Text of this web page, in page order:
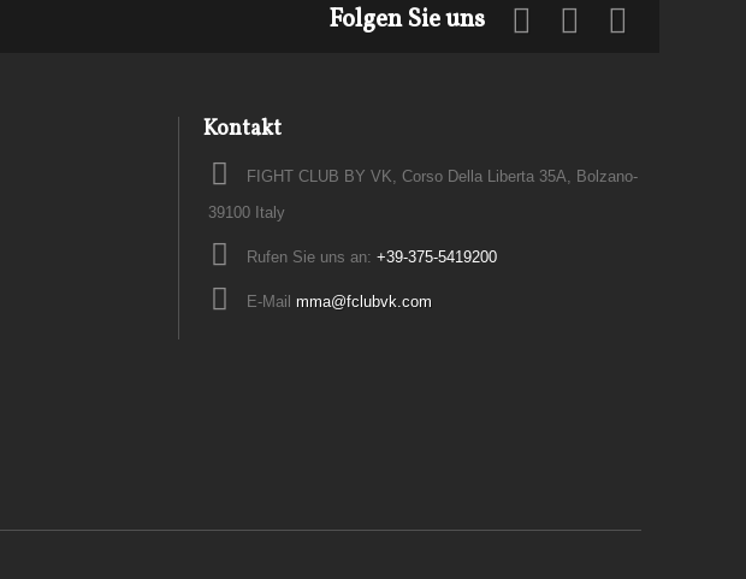
Folgen Sie uns
Kontakt
FIGHT CLUB BY VK, Corso Della Liberta 35A, Bolzano-
39100 Italy
Rufen Sie uns an: +39-375-5419200
E-Mail mma@fclubvk.com